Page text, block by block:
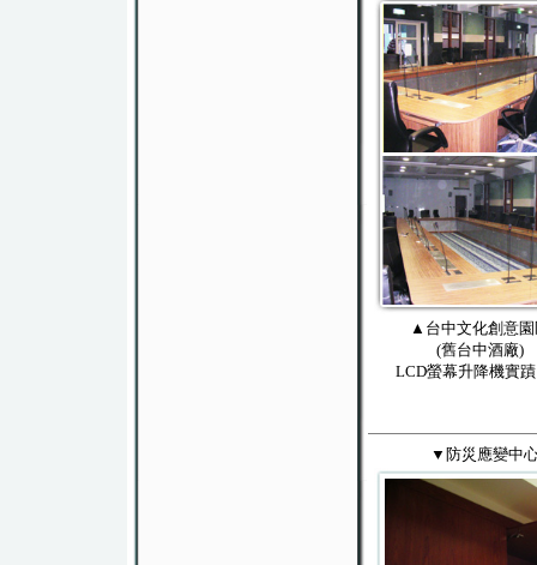
▲台中文化創意園
(舊台中酒廠)
LCD螢幕升降機實
▼防災應變中